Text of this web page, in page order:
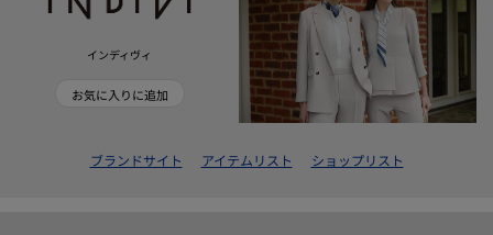
インディヴィ
お気に入りに追加
ブランドサイト アイテムリスト ショップリスト